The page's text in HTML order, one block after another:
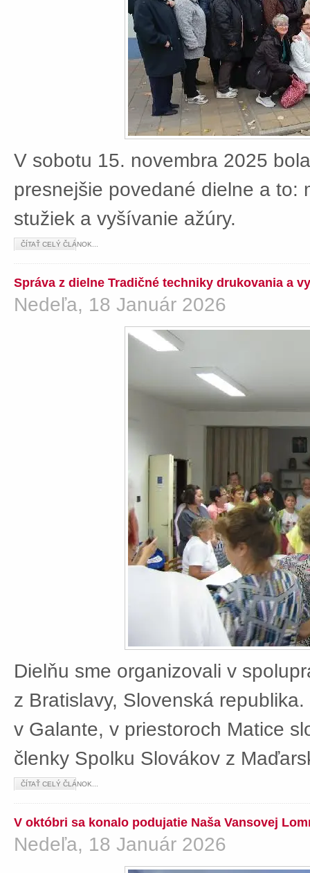
V sobotu 15. novembra 2025
presnejšie povedané dielne a to:
stužiek a vyšívanie ažúry.
ČÍTAŤ CELÝ ČLÁNOK...
Správa z dielne Tradičné techniky drukovania a
Nedeľa, 18 Január 2026
Dielňu sme organizovali v
z Bratislavy, Slovenská
v Galante, v priestoroch Matice
členky Spolku Slovákov z
ČÍTAŤ CELÝ ČLÁNOK...
V októbri sa konalo podujatie Naša Vansovej
Nedeľa, 18 Január 2026